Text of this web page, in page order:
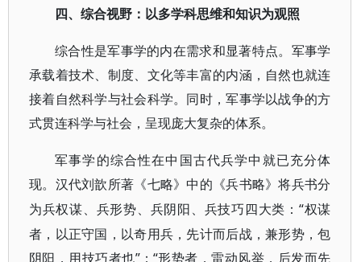
四、综合视野：以多学科思维和知识为观照
综合性是军事学的内在需求和显著特点。军事学
承载着技术、制度、文化等丰富的内涵，自然也就连
接着自然科学与社会科学。同时，军事学以战争的方
式贯连科学与社会，呈现庞大复杂的体系。
军事学的综合性在中国古代兵学中就已充分体
现。汉代刘歆所著《七略》中的《兵书略》将兵书分
为兵权谋、兵形势、兵阴阳、兵技巧四大类： “权谋
者，以正守国，以奇用兵，先计而后战，兼形势，包
阴阳，用技巧者也”；“形势者，雷动风举，后发而先